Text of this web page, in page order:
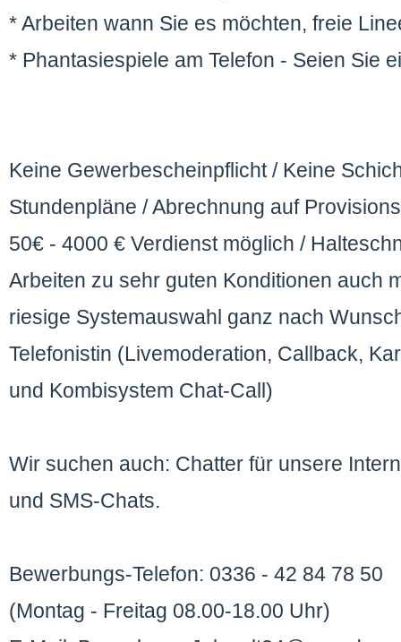
* Arbeiten wann Sie es möchten, freie
* Phantasiespiele am Telefon - Seien Sie
Keine Gewerbescheinpflicht / Keine
Stundenpläne / Abrechnung auf
50€ - 4000 € Verdienst möglich /
Arbeiten zu sehr guten Konditionen auch
riesige Systemauswahl ganz nach
Telefonistin (Livemoderation, Callback,
und Kombisystem Chat-Call)
Wir suchen auch: Chatter für unsere
und SMS-Chats.
Bewerbungs-Telefon: 0336 - 42 84 78 50
(Montag - Freitag 08.00-18.00 Uhr)